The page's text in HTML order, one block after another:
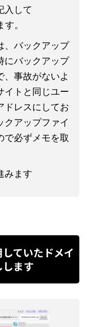
入して
。
、バックアップ
にバックアップ
、事故がないよ
イトと同じユー
ドレスにしてお
クアップファイ
で必ずメモを取
みます
ていたドメイ
ます